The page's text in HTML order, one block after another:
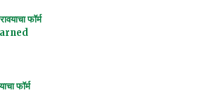
फॉर्म
फॉर्म